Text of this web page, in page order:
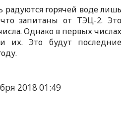
горячей воде лишь
запитаны от ТЭЦ-2. Это
Однако в первых числах
их. Это будут последние
2018 01:49